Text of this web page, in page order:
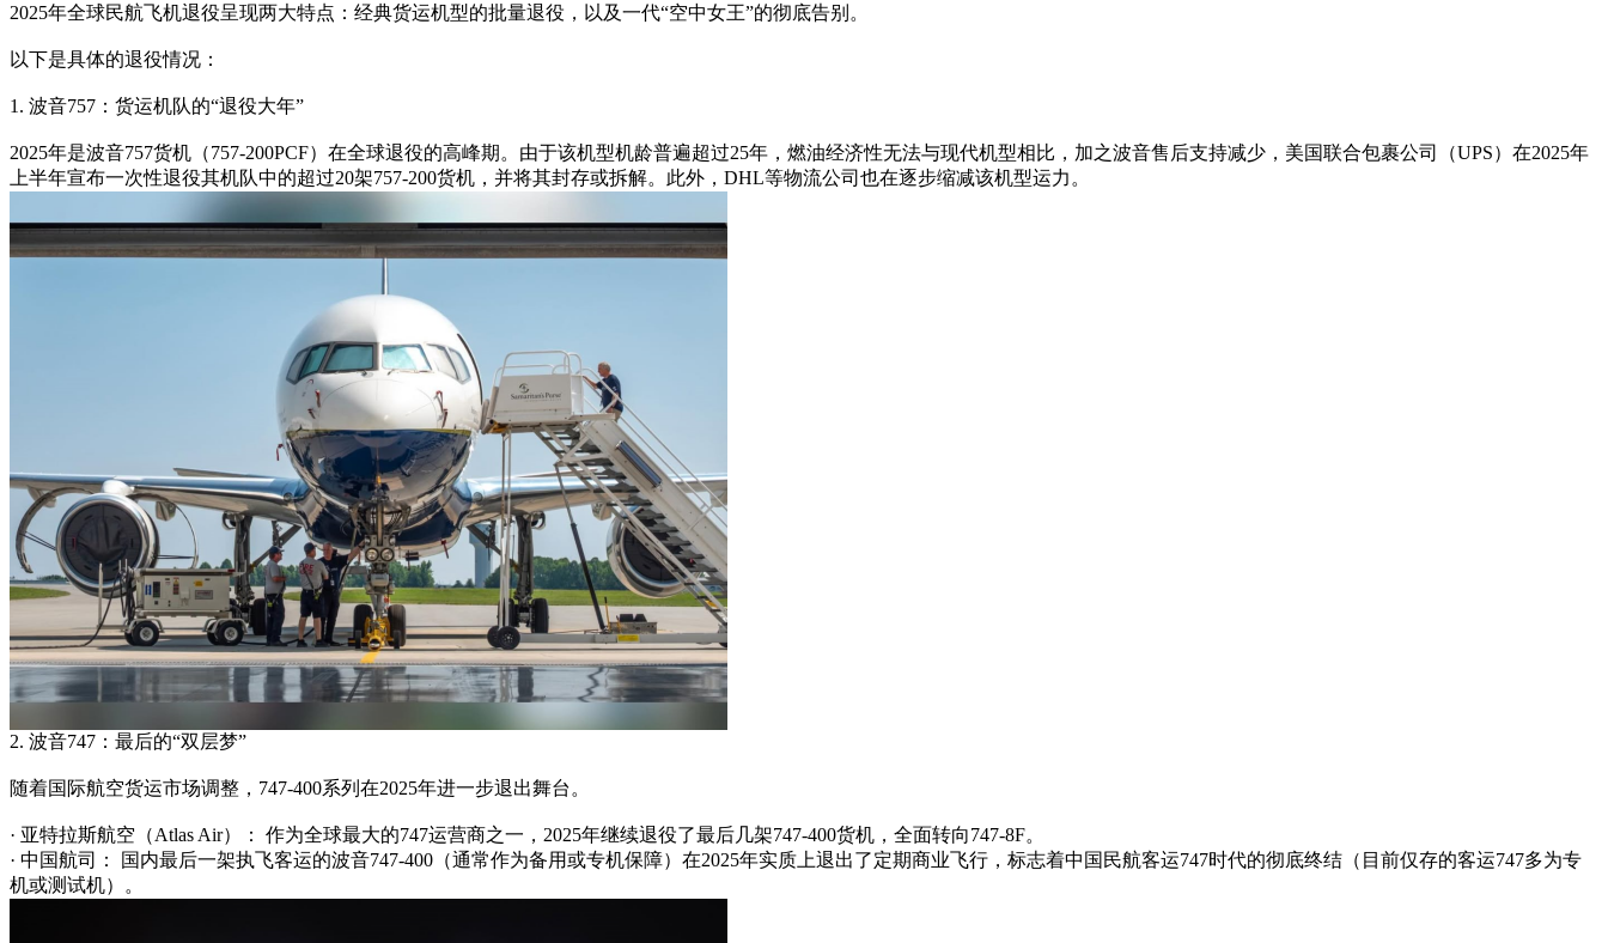
2025年全球民航飞机退役呈现两大特点：经典货运机型的批量退役，以及一代“空中女王”的彻底告别。
以下是具体的退役情况：
1. 波音757：货运机队的“退役大年”
2025年是波音757货机（757-200PCF）在全球退役的高峰期。由于该机型机龄普遍超过25年，燃油经济性无法与现代机型相比，加之波音售后支持减少，美国联合包裹公司（UPS）在2025年
上半年宣布一次性退役其机队中的超过20架757-200货机，并将其封存或拆解。此外，DHL等物流公司也在逐步缩减该机型运力。
2. 波音747：最后的“双层梦”
随着国际航空货运市场调整，747-400系列在2025年进一步退出舞台。
· 亚特拉斯航空（Atlas Air）： 作为全球最大的747运营商之一，2025年继续退役了最后几架747-400货机，全面转向747-8F。
· 中国航司： 国内最后一架执飞客运的波音747-400（通常作为备用或专机保障）在2025年实质上退出了定期商业飞行，标志着中国民航客运747时代的彻底终结（目前仅存的客运747多为专
机或测试机）。